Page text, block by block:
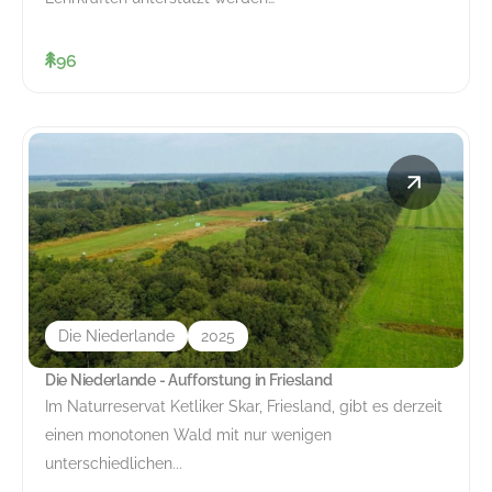
96
Die Niederlande 2025
Die Niederlande - Aufforstung in Friesland
Im Naturreservat Ketliker Skar, Friesland, gibt es derzeit
einen monotonen Wald mit nur wenigen
unterschiedlichen...